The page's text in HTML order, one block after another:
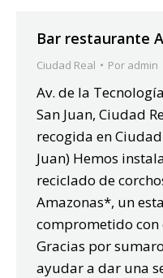
Bar restaurante
Ciudad Real Por admin
Av. de la
San Juan, Ciudad
recogida en
Juan) Hemos
reciclado de
Amazonas*, un
comprometido
Gracias por
ayudar a dar una